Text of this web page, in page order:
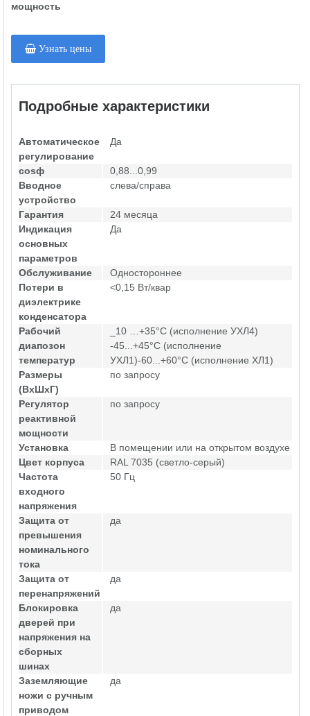
мощность
Узнать цены
Подробные характеристики
Автоматическое
регулирование
Да
cosф
0,88...0,99
Вводное
устройство
слева/справа
Гарантия
24 месяца
Индикация
основных
параметров
Да
Обслуживание
Одностороннее
Потери в
диэлектрике
конденсатора
<0,15 Вт/квар
Рабочий
диапозон
температур
_10 …+35°С (исполнение УХЛ4)
-45...+45°С (исполнение
УХЛ1)-60...+60°С (исполнение ХЛ1)
Размеры
(ВхШхГ)
по запросу
Регулятор
реактивной
мощности
по запросу
Установка
В помещении или на открытом воздухе
Цвет корпуса
RAL 7035 (светло-серый)
Частота
входного
напряжения
50 Гц
Защита от
превышения
номинального
тока
да
Защита от
перенапряжений
да
Блокировка
дверей при
напряжения на
сборных
шинах
да
Заземляющие
ножи с ручным
приводом
да